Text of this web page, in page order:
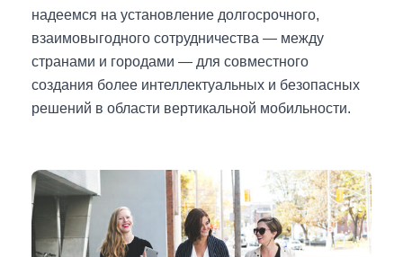
надеемся на установление долгосрочного,
взаимовыгодного сотрудничества — между
странами и городами — для совместного
создания более интеллектуальных и безопасных
решений в области вертикальной мобильности.